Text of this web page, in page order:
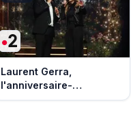
Laurent Gerra,
l'anniversaire-
événement